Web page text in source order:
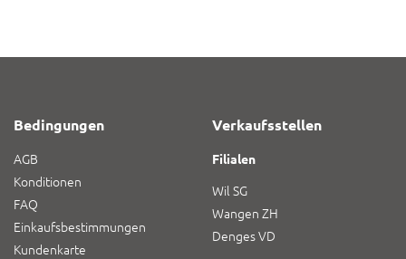
Bedingungen
AGB
Konditionen
FAQ
Einkaufsbestimmungen
Kundenkarte
Verkaufsstellen
Filialen
Wil SG
Wangen ZH
Denges VD